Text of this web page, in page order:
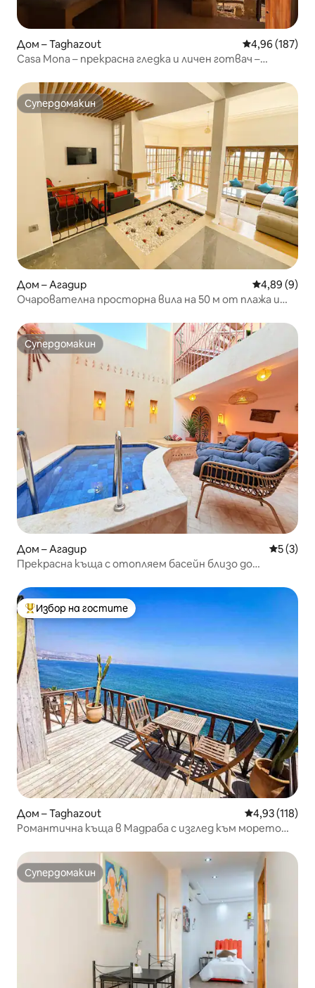
Дом – Taghazout Средна
4,96 (187)
Casa Mona – прекрасна гледка и личен готвач –
Супердомакин
Супердомакин
Дом – Агадир Средна
4,89 (9)
Очарователна просторна вила на 50 м от плажа и
Супердомакин
Супердомакин
Дом – Агадир Средна
5 (3)
Прекрасна къща с отопляем басейн близо до
Най-популярен избор на гостите
Избор на гостите
Дом – Taghazout Средна
4,93 (118)
Романтична къща в Мадраба с изглед към морето
Супердомакин
Супердомакин